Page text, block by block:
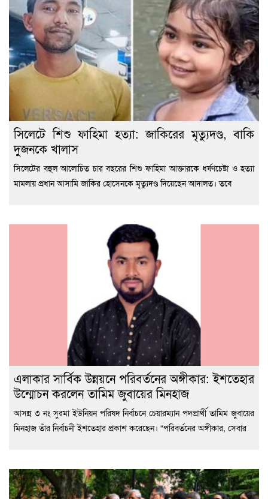
সিলেটে শিশু ফাহিমা হত্যা: জাকিরের মৃত্যুদণ্ড, বাকি
দুজনকে খালাস
সিলেটের বহুল আলোচিত চার বছরের শিশু ফাহিমা আক্তারকে ধর্ষণচেষ্টা ও হত্যা
মামলায় প্রধান আসামি জাকির হোসেনকে মৃত্যুদণ্ড দিয়েছেন আদালত। তবে
এলাকার সার্বিক উন্নয়নে পরিবর্তনের অঙ্গীকার: ইশতেহার
উন্মোচন করলেন তামিম জুবায়ের মিনহাজ
আসন্ন ৩ নং সুরমা ইউনিয়ন পরিষদ নির্বাচনে চেয়ারম্যান পদপ্রার্থী তামিম জুবায়ের
মিনহাজ তাঁর নির্বাচনী ইশতেহার প্রকাশ করেছেন। “পরিবর্তনের অঙ্গীকার, সেবার